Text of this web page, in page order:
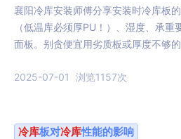
襄阳冷库安装师傅分享安装时冷库板
（低温库必须厚PU！）、湿度、承重
面板。别贪便宜用劣质板或厚度不够
2025-07-01 浏览1157次
冷库板对冷库性能的影响